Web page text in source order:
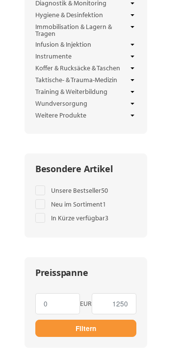
Diagnostik & Monitoring
Hygiene & Desinfektion
Immobilisation & Lagern &
Tragen
Infusion & Injektion
Instrumente
Koffer & Rucksäcke & Taschen
Taktische- & Trauma-Medizin
Training & Weiterbildung
Wundversorgung
Weitere Produkte
Besondere Artikel
Unsere Bestseller50Artikel gefunden
Neu im Sortiment1
In Kürze verfügbar3Artikel gefunden
Preisspanne
EUR
Filtern